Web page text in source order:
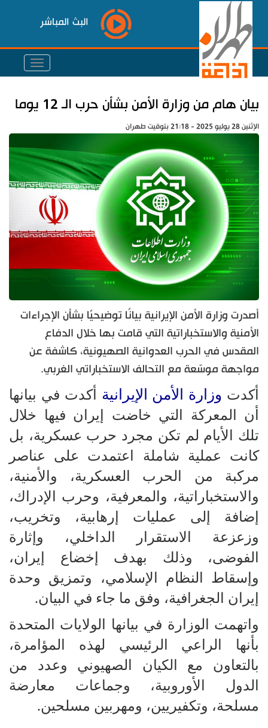
البث المباشر
بيان هام من وزارة الأمن بشأن حرب الـ 12 يوما
الإثنين 28 يوليو 2025 - 21:18 بتوقيت طهران
أصدرت وزارة الأمن الإيرانية بيانًا توضيحيًا بشأن الإجراءات
الأمنية والاستخباراتية التي قامت بها خلال الدفاع
المقدس في الحرب العدوانية الصهيونية، كاشفة عن
مواجهة موسّعة مع التحالف الاستخباراتي الغربي.
أكدت وزارة الأمن الإيرانية أكدت في بيانها
أن المعركة التي خاضت إيران فيها خلال
تلك الأيام لم تكن مجرد حرب عسكرية، بل
كانت عملية شاملة اعتمدت على عناصر
مركبة من الحرب العسكرية، والأمنية،
والاستخباراتية، والمعرفية، وحرب الإدراك،
إضافة إلى عمليات إرهابية، وتخريب،
وزعزعة الاستقرار الداخلي، وإثارة
الفوضى، وذلك بهدف إخضاع إيران،
وإسقاط النظام الإسلامي، وتمزيق وحدة
إيران الجغرافية، وفق ما جاء في البيان.
واتهمت الوزارة في بيانها الولايات المتحدة
بأنها الراعي الرئيسي لهذه المؤامرة،
بالتعاون مع الكيان الصهيوني وعدد من
الدول الأوروبية، وجماعات معارضة
مسلحة، وتكفيريين، ومهربين مسلحين.